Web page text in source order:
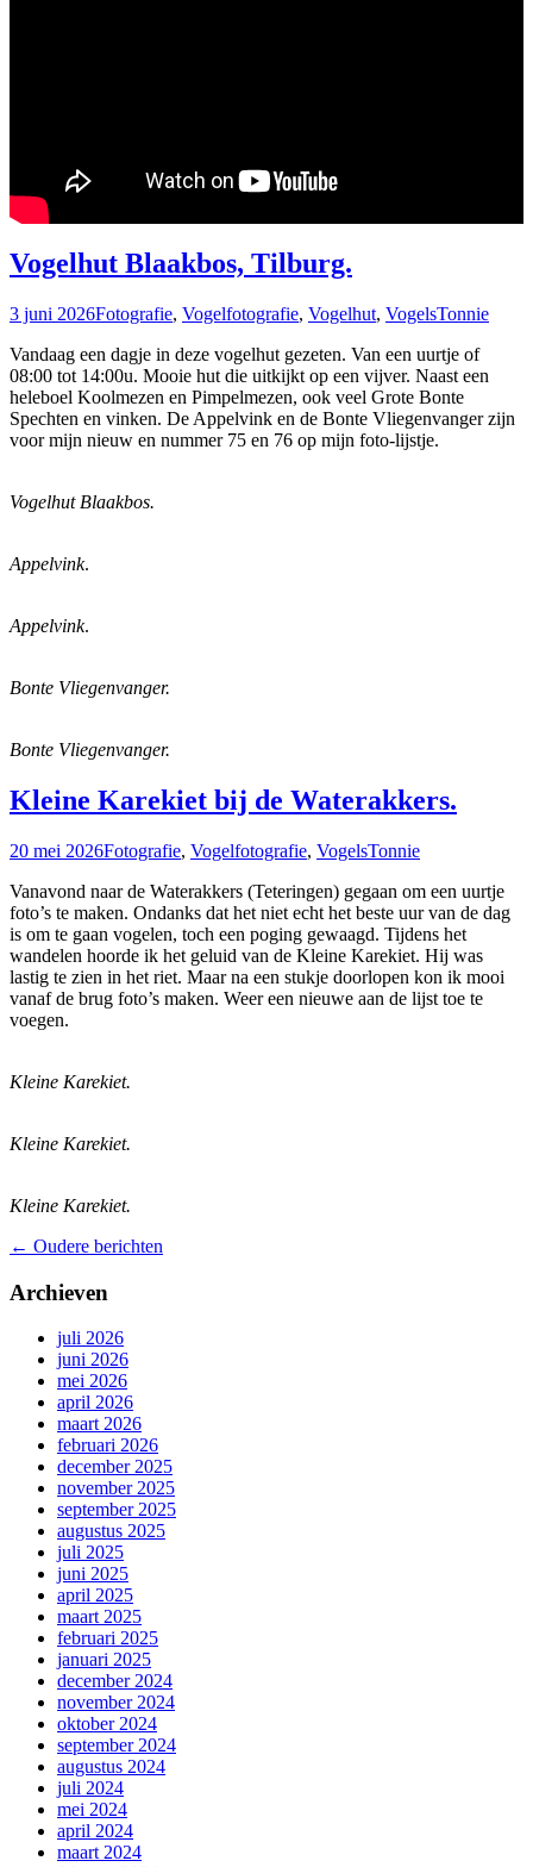
Vogelhut Blaakbos, Tilburg.
3 juni 2026Fotografie, Vogelfotografie, Vogelhut, VogelsTonnie
Vandaag een dagje in deze vogelhut gezeten. Van een uurtje of
08:00 tot 14:00u. Mooie hut die uitkijkt op een vijver. Naast een
heleboel Koolmezen en Pimpelmezen, ook veel Grote Bonte
Spechten en vinken. De Appelvink en de Bonte Vliegenvanger zijn
voor mijn nieuw en nummer 75 en 76 op mijn foto-lijstje.
Vogelhut Blaakbos.
Appelvink.
Appelvink.
Bonte Vliegenvanger.
Bonte Vliegenvanger.
Kleine Karekiet bij de Waterakkers.
20 mei 2026Fotografie, Vogelfotografie, VogelsTonnie
Vanavond naar de Waterakkers (Teteringen) gegaan om een uurtje
foto’s te maken. Ondanks dat het niet echt het beste uur van de dag
is om te gaan vogelen, toch een poging gewaagd. Tijdens het
wandelen hoorde ik het geluid van de Kleine Karekiet. Hij was
lastig te zien in het riet. Maar na een stukje doorlopen kon ik mooi
vanaf de brug foto’s maken. Weer een nieuwe aan de lijst toe te
voegen.
Kleine Karekiet.
Kleine Karekiet.
Kleine Karekiet.
Berichtennavigatie
← Oudere berichten
Archieven
juli 2026
juni 2026
mei 2026
april 2026
maart 2026
februari 2026
december 2025
november 2025
september 2025
augustus 2025
juli 2025
juni 2025
april 2025
maart 2025
februari 2025
januari 2025
december 2024
november 2024
oktober 2024
september 2024
augustus 2024
juli 2024
mei 2024
april 2024
maart 2024